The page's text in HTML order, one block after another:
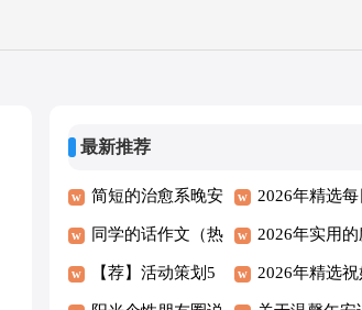
最新推荐
简短的治愈系晚安
问候语锦集51条
2026年精选每
签早安问候语
同学的话作文（热
门）
2026年实用
问候语汇总86
【荐】活动策划5 2026年精选